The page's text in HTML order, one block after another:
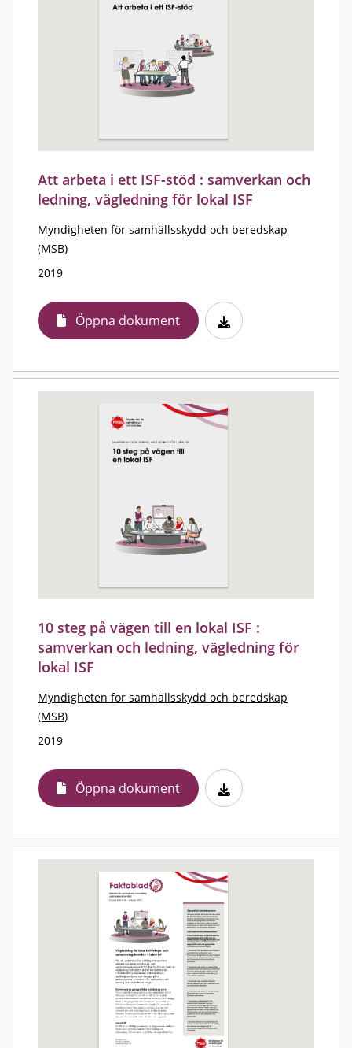
Att arbeta i ett ISF-stöd : samverkan och
ledning, vägledning för lokal ISF
Myndigheten för samhällsskydd och beredskap
(MSB)
2019
Öppna dokument
10 steg på vägen till en lokal ISF :
samverkan och ledning, vägledning för
lokal ISF
Myndigheten för samhällsskydd och beredskap
(MSB)
2019
Öppna dokument